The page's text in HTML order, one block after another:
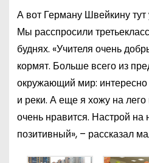
А вот Герману Швейкину
Мы расспросили
буднях. «Учителя очень
кормят. Больше всего из
окружающий мир:
и реки. А еще я хожу на
очень нравится. Настрой
позитивный», – рассказал